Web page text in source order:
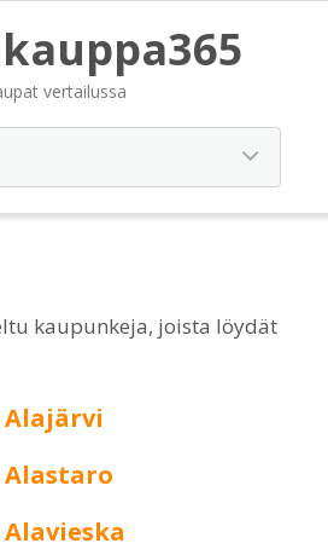
vertailussa
kaupunkeja, joista löydät
Alajärvi
Alastaro